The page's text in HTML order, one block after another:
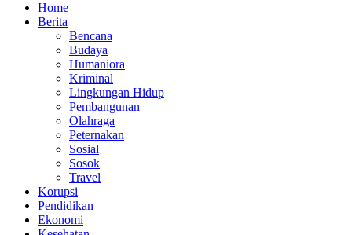
Home
Berita
Bencana
Budaya
Humaniora
Kriminal
Lingkungan Hidup
Pembangunan
Olahraga
Peternakan
Sosial
Sosok
Travel
Korupsi
Pendidikan
Ekonomi